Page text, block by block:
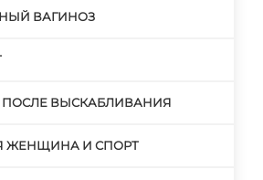
ВАГИНОЗ
ПОСЛЕ ВЫСКАБЛИВАНИЯ
ЖЕНЩИНА И СПОРТ